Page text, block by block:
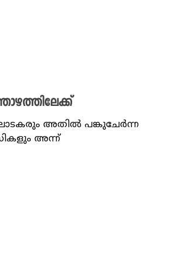
അതിൽ പങ്കുചേർന്ന
അന്ന്